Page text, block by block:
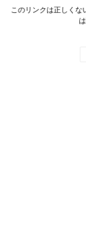
このリンクは正しくな